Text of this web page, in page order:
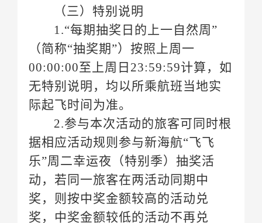
（三）特别说明
际起飞时间为准。